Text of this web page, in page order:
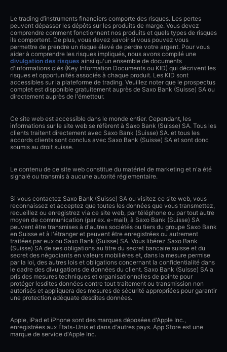
Le trading d’instruments financiers comporte des risques. Les pertes
peuvent dépasser les dépôts sur les produits de marge. Vous devez
comprendre comment fonctionnent nos produits et quels types de risques
ils comportent. De plus, vous devez savoir si vous pouvez vous
permettre de prendre un risque élevé de perdre votre argent. Pour vous
aider à comprendre les risques impliqués, nous avons compilé une
divulgation des risques ainsi qu'un ensemble de documents
d'informations clés (Key Information Documents ou KID) qui décrivent les
risques et opportunités associés à chaque produit. Les KID sont
accessibles sur la plateforme de trading. Veuillez noter que le prospectus
complet est disponible gratuitement auprès de Saxo Bank (Suisse) SA ou
directement auprès de l'émetteur.
Ce site web est accessible dans le monde entier. Cependant, les
informations sur le site web se réfèrent à Saxo Bank (Suisse) SA. Tous les
clients traitent directement avec Saxo Bank (Suisse) SA. et tous les
accords clients sont conclus avec Saxo Bank (Suisse) SA et sont donc
soumis au droit suisse.
Le contenu de ce site web constitue du matériel de marketing et n'a été
signalé ou transmis à aucune autorité réglementaire.
Si vous contactez Saxo Bank (Suisse) SA ou visitez ce site web, vous
reconnaissez et acceptez que toutes les données que vous transmettez,
recueillez ou enregistrez via ce site web, par téléphone ou par tout autre
moyen de communication (par ex. e-mail), à Saxo Bank (Suisse) SA
peuvent être transmises à d'autres sociétés ou tiers du groupe Saxo Bank
en Suisse et à l'étranger et peuvent être enregistrées ou autrement
traitées par eux ou Saxo Bank (Suisse) SA. Vous libérez Saxo Bank
(Suisse) SA de ses obligations au titre du secret bancaire suisse et du
secret des négociants en valeurs mobilières et, dans la mesure permise
par la loi, des autres lois et obligations concernant la confidentialité dans
le cadre des divulgations de données du client. Saxo Bank (Suisse) SA a
pris des mesures techniques et organisationnelles de pointe pour
protéger lesdites données contre tout traitement ou transmission non
autorisés et appliquera des mesures de sécurité appropriées pour garantir
une protection adéquate desdites données.
Apple, iPad et iPhone sont des marques déposées d'Apple Inc.,
enregistrées aux États-Unis et dans d'autres pays. App Store est une
marque de service d'Apple Inc.